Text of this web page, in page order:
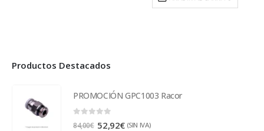
Productos Destacados
PROMOCIÓN GPC1003 Racor
84,00€ 52,92€ (SIN IVA)